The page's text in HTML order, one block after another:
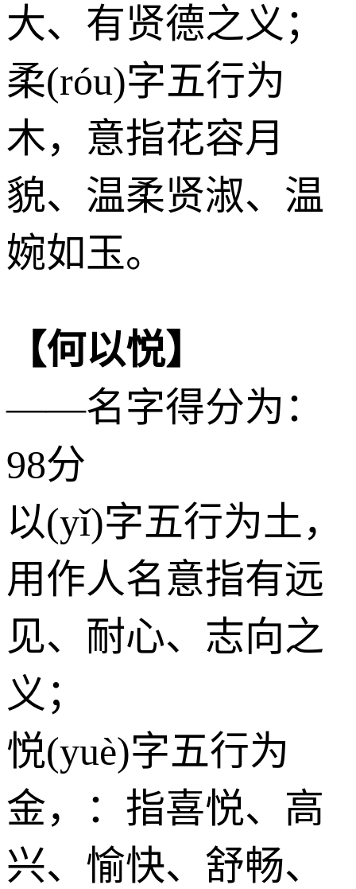
大、有贤德之义；
柔(róu)字五行为
木，意指花容月
貌、温柔贤淑、温
婉如玉。
【何以悦】
——名字得分为：
98分
以(yǐ)字五行为土，
用作人名意指有远
见、耐心、志向之
义；
悦(yuè)字五行为
金，：指喜悦、高
兴、愉快、舒畅、